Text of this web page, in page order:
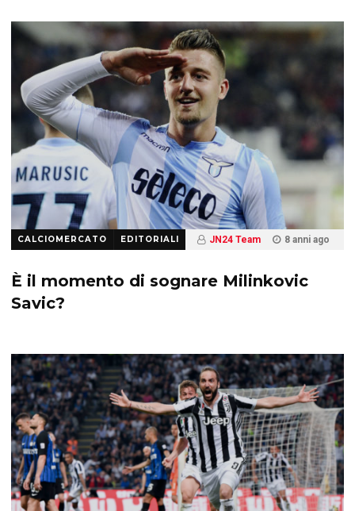
CALCIOMERCATO EDITORIALI JN24 Team
8 anni ago
È il momento di sognare Milinkovic
Savic?